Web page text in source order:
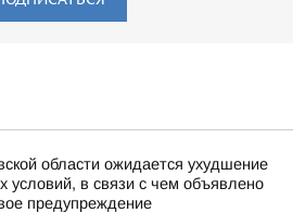
области ожидается ухудшение
условий, в связи с чем объявлено
предупреждение